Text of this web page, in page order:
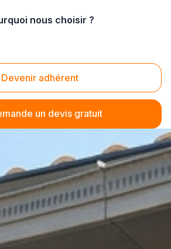
nous choisir ?
Devenir adhérent
un devis gratuit